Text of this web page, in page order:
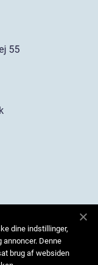
dine indstillinger,
Denne
brug af websiden